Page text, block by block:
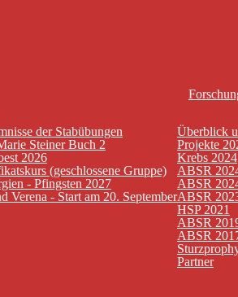
der Stabübungen
Steiner Buch 2
2026
(geschlossene Gruppe)
- Pfingsten 2027
Verena - Start am 20. September
Überblick
Projekte
Krebs 2024
ABSR
ABSR
ABSR
HSP 2021
ABSR
ABSR
Partner